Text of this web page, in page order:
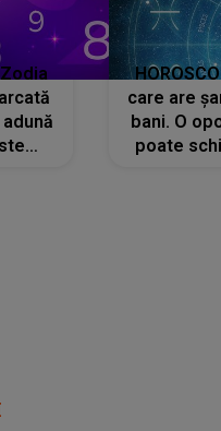
Zodia
care are
bani. O
poate